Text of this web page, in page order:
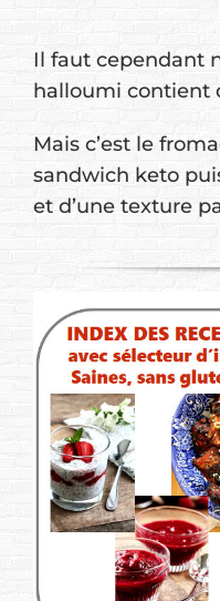
Il faut cependant
halloumi contient
Mais c’est le
sandwich keto
et d’une texture